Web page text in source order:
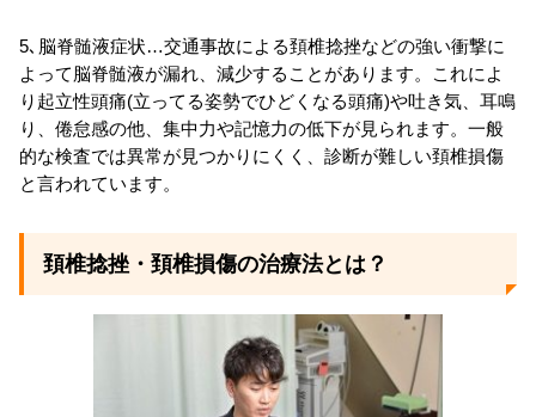
5､脳脊髄液症状…交通事故による頚椎捻挫などの強い衝撃に
よって脳脊髄液が漏れ、減少することがあります。これによ
り起立性頭痛(立ってる姿勢でひどくなる頭痛)や吐き気、耳鳴
り、倦怠感の他、集中力や記憶力の低下が見られます。一般
的な検査では異常が見つかりにくく、診断が難しい頚椎損傷
と言われています。
頚椎捻挫・頚椎損傷の治療法とは？